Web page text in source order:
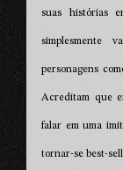
suas histórias
simplesmente
personagens
Acreditam que
falar em uma
tornar-se best-